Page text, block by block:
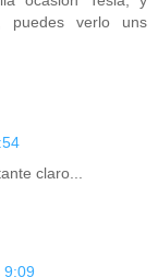
puedes verlo uns
claro...
9:09